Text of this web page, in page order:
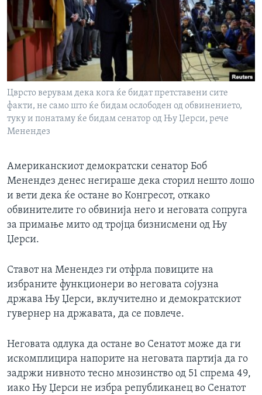
ИНТЕРВЈУА
Јазици
Цврсто верувам дека кога ќе бидат претставени сите
факти, не само што ќе бидам ослободен од обвинението,
туку и понатаму ќе бидам сенатор од Њу Џерси, рече
Менендез
Американскиот демократски сенатор Боб
Менендез денес негираше дека сторил нешто лошо
и вети дека ќе остане во Конгресот, откако
обвинителите го обвинија него и неговата сопруга
за примање мито од тројца бизнисмени од Њу
Џерси.
Ставот на Менендез ги отфрла повиците на
избраните функционери во неговата сојузна
држава Њу Џерси, вклучително и демократскиот
гувернер на државата, да се повлече.
Неговата одлука да остане во Сенатот може да ги
искомплицира напорите на неговата партија да го
задржи нивното тесно мнозинство од 51 спрема 49,
иако Њу Џерси не избра републиканец во Сенатот